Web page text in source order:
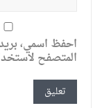
احفظ اسمي،
المتصفح